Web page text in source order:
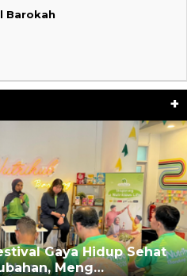
Barokah
+
Gaya Hidup Sehat
Meng…